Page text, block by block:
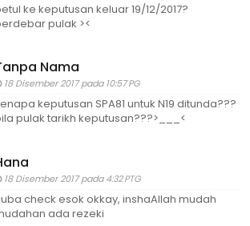
ke keputusan keluar 19/12/2017?
pulak ><
Nama
18 Disember 2017 pada 10:57 PG
keputusan SPA81 untuk N19 ditunda???
pulak tarikh keputusan???>___<
18 Disember 2017 pada 4:32 PTG
check esok okkay, inshaAllah mudah
ada rezeki